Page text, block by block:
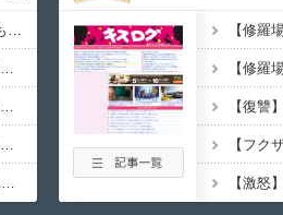
些細なことでヘソを曲げ、3日間口もきかず家で食事もしない旦那。もうすぐ誕生日だけど・・・
出産祝いに来た従兄弟夫婦。妊娠中の妻を見ながら『何かあれば手伝いに行かせるから』と言い出して・・・
大嫌いな姑の世話は全て自分がすると約束した夫。だが何度も話を変え『お前が大人の対応をすればいい』と言い出して・・・
真夜中、隣人ママが『子供の喘息をどうにかして！病院勤めの旦那を出せ！』と押しかけてきて・・・
義父の49日、義母に『相続放棄してほしい』と言われた夫。あっさり同意した理由を問い詰めたら・・・